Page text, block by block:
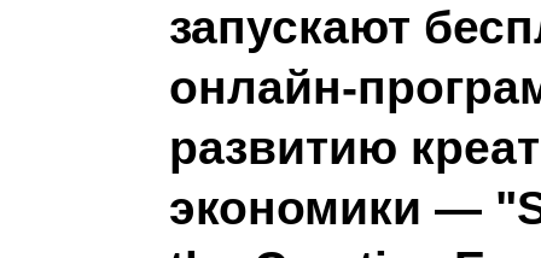
запускают
онлайн-
развитию
экономики —